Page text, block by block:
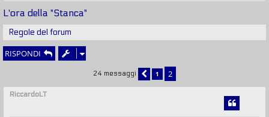
L'ora della "Stanca"
Regole del forum
RISPONDI
24 messaggi
PRECEDENTE
1 2
RiccardoLT